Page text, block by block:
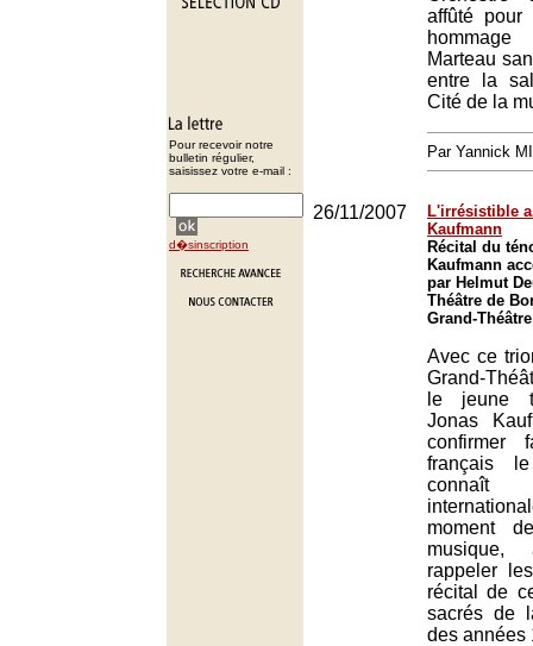
Pour recevoir notre
bulletin régulier,
saisissez votre e-mail :
d�sinscription
affûté pour
Marteau
entre la
Cité de la
Par Yannick
26/11/2007
L'irrésistible
Kaufmann
Récital du
Kaufmann
par Helmut
Théâtre de
Grand-
Avec ce
Grand-
le jeune
Jonas
confirmer
français
connaît
moment
rappeler
récital de
sacrés de
des années